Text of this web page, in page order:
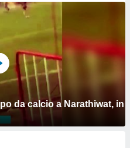
da calcio a Narathiwat, in